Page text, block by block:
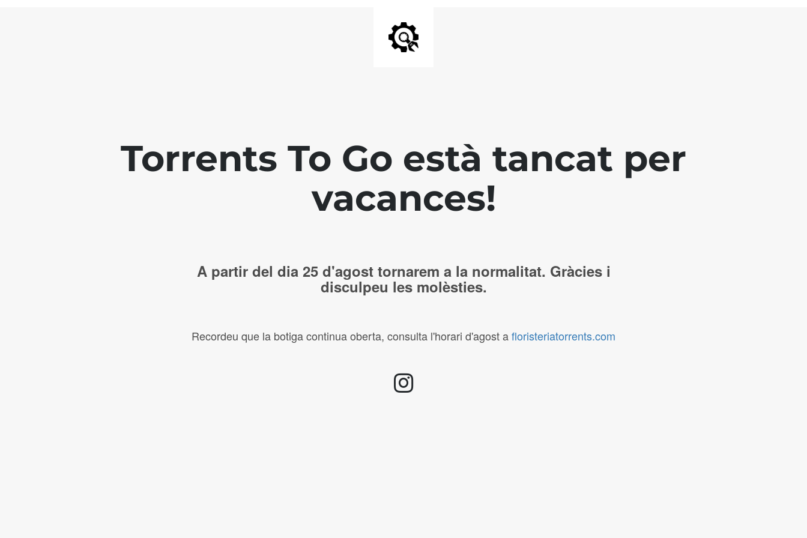
Torrents To Go està tancat per
vacances!
A partir del dia 25 d'agost tornarem a la normalitat. Gràcies i
disculpeu les molèsties.
Recordeu que la botiga continua oberta, consulta l'horari d'agost afloristeriatorrents.com